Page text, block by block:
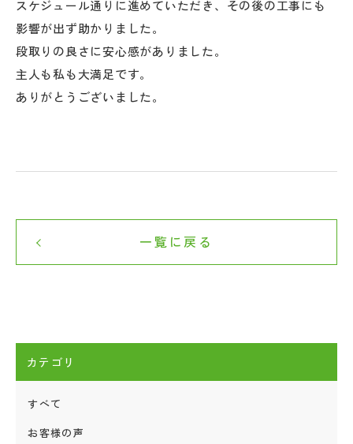
スケジュール通りに進めていただき、その後の工事にも
影響が出ず助かりました。
段取りの良さに安心感がありました。
主人も私も大満足です。
ありがとうございました。
一覧に戻る
カテゴリ
すべて
お客様の声